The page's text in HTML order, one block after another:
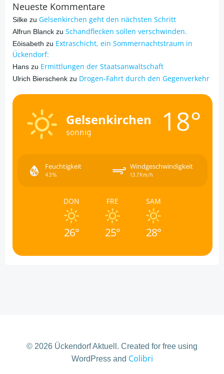
Neueste Kommentare
Silke zu Gelsenkirchen geht den nächsten Schritt
Alfrun Blanck zu Schandflecken sollen verschwinden.
Eöisabeth zu Extraschicht, ein Sommernachtstraum in
Ückendorf:
Hans zu Ermittlungen der Staatsanwaltschaft
Ulrich Bierschenk zu Drogen-Fahrt durch den Gegenverkehr
Gelsenkirchen
sonnig 18°
Feuchtigkeit
43%
Windgeschwindigkeit
13.7Km/h
DON
26°
FRE
25°
SAM
28°
© 2026 Ückendorf Aktuell. Created for free using
WordPress and Colibri